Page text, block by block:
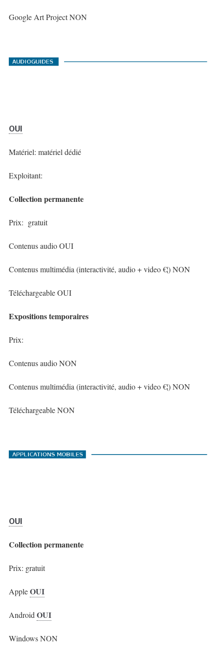
Google Art Project NON
OUI
Matériel: matériel dédié
Exploitant:
Collection permanente
Prix: gratuit
Contenus audio OUI
Contenus multimédia (interactivité, audio + video €¦) NON
Téléchargeable OUI
Expositions temporaires
Prix:
Contenus audio NON
Contenus multimédia (interactivité, audio + video €¦) NON
Téléchargeable NON
OUI
Collection permanente
Prix: gratuit
AppleOUI
Android OUI
Windows NON